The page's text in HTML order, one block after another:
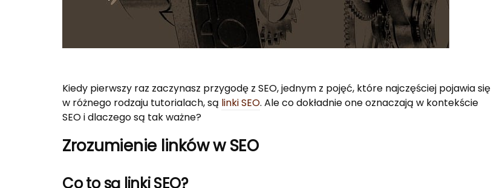
Kiedy pierwszy raz zaczynasz przygodę z SEO, jednym z pojęć, które najczęściej pojawia się
w różnego rodzaju tutorialach, są linki SEO. Ale co dokładnie one oznaczają w kontekście
SEO i dlaczego są tak ważne?
Zrozumienie linków w SEO
Co to są linki SEO?